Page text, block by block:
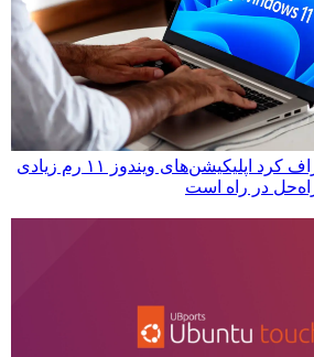
مایکروسافت اعتراف کرد اپلیکیشن‌های ویندوز ۱۱ رم زیادی
در راه است